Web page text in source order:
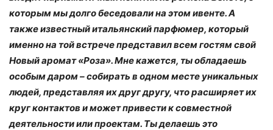
которым мы долго беседовали на этом ивенте. А
также известный итальянский парфюмер, который
именно на той встрече представил всем гостям свой
Новый аромат «Роза». Мне кажется, ты обладаешь
особым даром – собирать в одном месте уникальных
людей, представляя их друг другу, что расширяет их
круг контактов и может привести к совместной
деятельности или проектам. Ты делаешь это